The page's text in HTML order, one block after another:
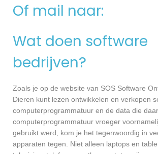
Of mail naar:
Wat doen software
bedrijven?
Zoals je op de website van SOS Software
Dieren kunt lezen ontwikkelen en verkopen
computerprogrammatuur en de data die
computerprogrammatuur vroeger
gebruikt werd, kom je het tegenwoordig in
apparaten tegen. Niet alleen laptops en